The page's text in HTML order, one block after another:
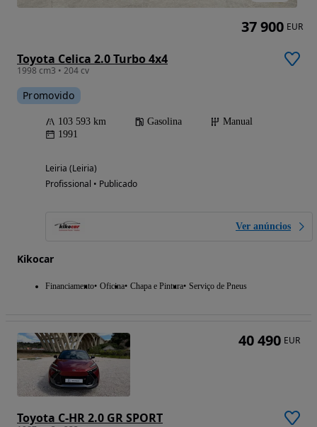
Toyota Celica 2.0 Turbo 4x4
1998 cm3 • 204 cv
Promovido
103 593 km Gasolina
Manual
1991
Leiria (Leiria)
Profissional • Publicado
Ver anúncios
Kikocar
Financiamento Oficina Chapa e Pintura Serviço de Pneus
37 900 EUR
Toyota C-HR 2.0 GR SPORT
40 490 EUR